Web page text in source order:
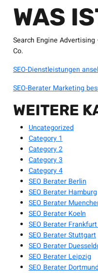
WAS
Search Engine
Co.
SEO-Dienstleistungen
SEO-Berater Marketing
WEITERE
Uncategorized
Category 1
Category 2
Category 3
Category 4
SEO Berater Berlin
SEO Berater Hamburg
SEO Berater
SEO Berater Koeln
SEO Berater
SEO Berater Stuttgart
SEO Berater
SEO Berater Leipzig
SEO Berater Dortmund